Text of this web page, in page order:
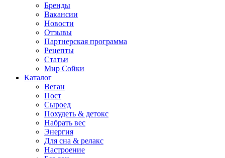
Бренды
Вакансии
Новости
Отзывы
Партнерская программа
Рецепты
Статьи
Мир Сойки
Каталог
Веган
Пост
Сыроед
Похудеть & детокс
Набрать вес
Энергия
Для сна & релакс
Настроение